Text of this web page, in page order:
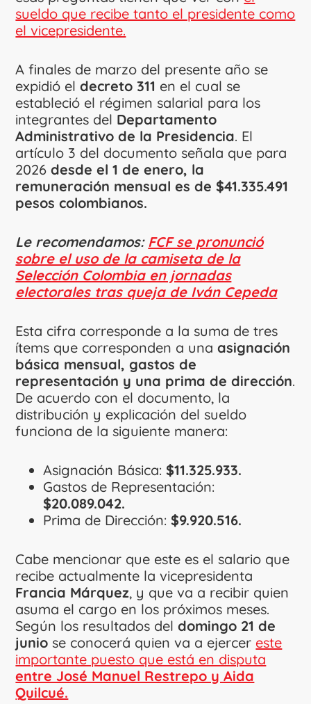
sueldo que recibe tanto el presidente como
el vicepresidente.
A finales de marzo del presente año se
expidió eldecreto 311 en el cual se
estableció el régimen salarial para los
integrantes del Departamento
Administrativo de la Presidencia. El
artículo 3 del documento señala que para
2026 desde el 1 de enero, la
remuneración mensual es de $41.335.491
pesos colombianos.
Le recomendamos: FCF se pronunció
sobre el uso de la camiseta de la
Selección Colombia en jornadas
electorales tras queja de Iván Cepeda
Esta cifra corresponde a la suma de tres
ítems que corresponden a unaasignación
básica mensual, gastos de
representación y una prima de dirección.
De acuerdo con el documento, la
distribución y explicación del sueldo
funciona de la siguiente manera:
Asignación Básica:$11.325.933.
Gastos de Representación:
$20.089.042.
Prima de Dirección: $9.920.516.
Cabe mencionar que este es el salario que
recibe actualmente la vicepresidenta
Francia Márquez, y que va a recibir quien
asuma el cargo en los próximos meses.
Según los resultados deldomingo 21 de
juniose conocerá quien va a ejercer este
importante puesto que está en disputa
entre José Manuel Restrepo y Aida
Quilcué.